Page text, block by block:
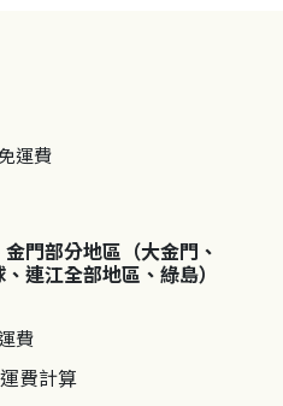
運費
金門部分地區（大金門、
連江全部地區、綠島）
費
費計算